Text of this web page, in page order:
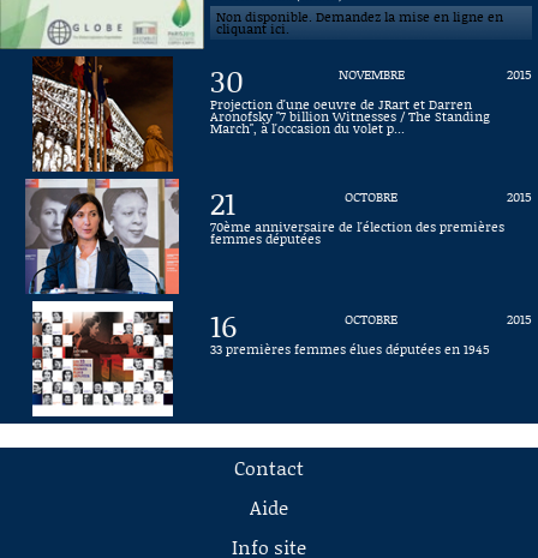
Non disponible. Demandez la mise en ligne en
cliquant ici.
30 NOVEMBRE
2015
Projection d'une oeuvre de JRart et Darren
Aronofsky "7 billion Witnesses / The Standing
March", à l'occasion du volet p...
21 OCTOBRE
2015
70ème anniversaire de l'élection des premières
femmes députées
16 OCTOBRE
2015
33 premières femmes élues députées en 1945
Contact
Aide
Info site